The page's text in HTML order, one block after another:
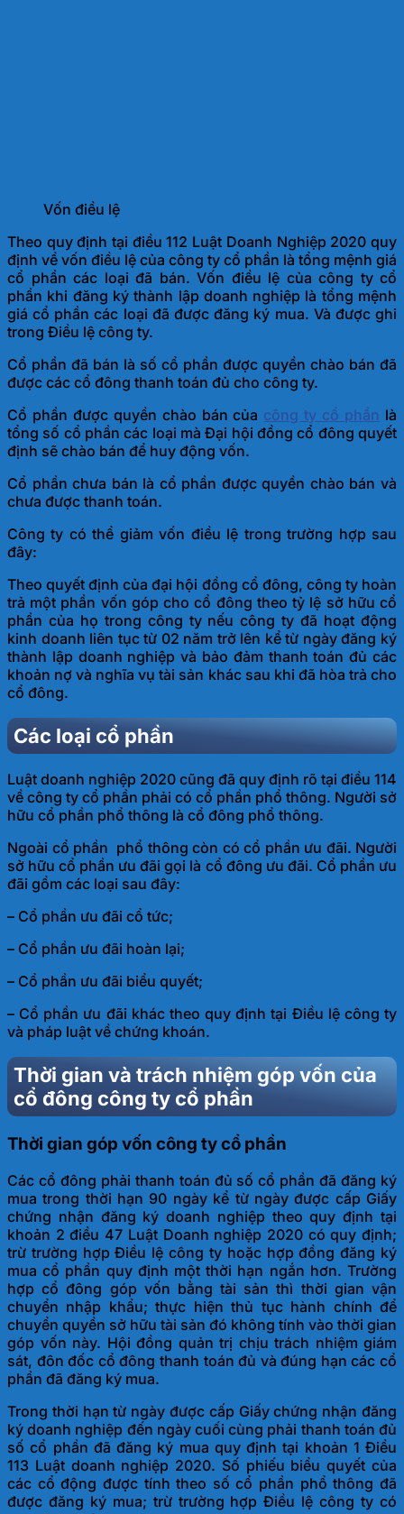
Vốn điều lệ
Theo quy định tại điều 112 Luật Doanh Nghiệp 2020 quy
định về vốn điều lệ của công ty cổ phần là tổng mệnh giá
cổ phần các loại đã bán. Vốn điều lệ của công ty cổ
phần khi đăng ký thành lập doanh nghiệp là tổng mệnh
giá cổ phần các loại đã được đăng ký mua. Và được ghi
trong Điều lệ công ty.
Cổ phần đã bán là số cổ phần được quyền chào bán đã
được các cổ đông thanh toán đủ cho công ty.
Cổ phần được quyền chào bán của công ty cổ phần là
tổng số cổ phần các loại mà Đại hội đồng cổ đông quyết
định sẽ chào bán để huy động vốn.
Cổ phần chưa bán là cổ phần được quyền chào bán và
chưa được thanh toán.
Công ty có thể giảm vốn điều lệ trong trường hợp sau
đây:
Theo quyết định của đại hội đồng cổ đông, công ty hoàn
trả một phần vốn góp cho cổ đông theo tỷ lệ sở hữu cổ
phần của họ trong công ty nếu công ty đã hoạt động
kinh doanh liên tục từ 02 năm trở lên kể từ ngày đăng ký
thành lập doanh nghiệp và bảo đảm thanh toán đủ các
khoản nợ và nghĩa vụ tài sản khác sau khi đã hòa trả cho
cổ đông.
Các loại cổ phần
Luật doanh nghiệp 2020 cũng đã quy định rõ tại điều 114
về công ty cổ phần phải có cổ phần phổ thông. Người sở
hữu cổ phần phổ thông là cổ đông phổ thông.
Ngoài cổ phần phổ thông còn có cổ phần ưu đãi. Người
sở hữu cổ phần ưu đãi gọi là cổ đông ưu đãi. Cổ phần ưu
đãi gồm các loại sau đây:
– Cổ phần ưu đãi cổ tức;
– Cổ phần ưu đãi hoàn lại;
– Cổ phần ưu đãi biểu quyết;
– Cổ phần ưu đãi khác theo quy định tại Điều lệ công ty
và pháp luật về chứng khoán.
Thời gian và trách nhiệm góp vốn của
cổ đông công ty cổ phần
Thời gian góp vốn công ty cổ phần
Các cổ đông phải thanh toán đủ số cổ phần đã đăng ký
mua trong thời hạn 90 ngày kể từ ngày được cấp Giấy
chứng nhận đăng ký doanh nghiệp theo quy định tại
khoản 2 điều 47 Luật Doanh nghiệp 2020 có quy định;
trừ trường hợp Điều lệ công ty hoặc hợp đồng đăng ký
mua cổ phần quy định một thời hạn ngắn hơn. Trường
hợp cổ đông góp vốn bằng tài sản thì thời gian vận
chuyển nhập khẩu; thực hiện thủ tục hành chính để
chuyển quyền sở hữu tài sản đó không tính vào thời gian
góp vốn này. Hội đồng quản trị chịu trách nhiệm giám
sát, đôn đốc cổ đông thanh toán đủ và đúng hạn các cổ
phần đã đăng ký mua.
Trong thời hạn từ ngày được cấp Giấy chứng nhận đăng
ký doanh nghiệp đến ngày cuối cùng phải thanh toán đủ
số cổ phần đã đăng ký mua quy định tại khoản 1 Điều
113 Luật doanh nghiệp 2020. Số phiếu biểu quyết của
các cổ động được tính theo số cổ phần phổ thông đã
được đăng ký mua; trừ trường hợp Điều lệ công ty có